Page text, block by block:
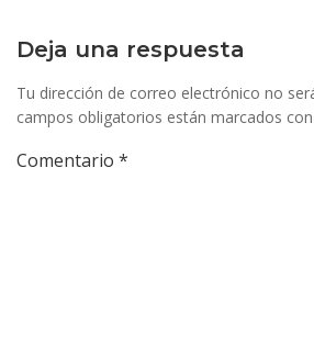
entradas
Deja una respuesta
Tu dirección de correo electrónico no
campos obligatorios están marcados con
Comentario *